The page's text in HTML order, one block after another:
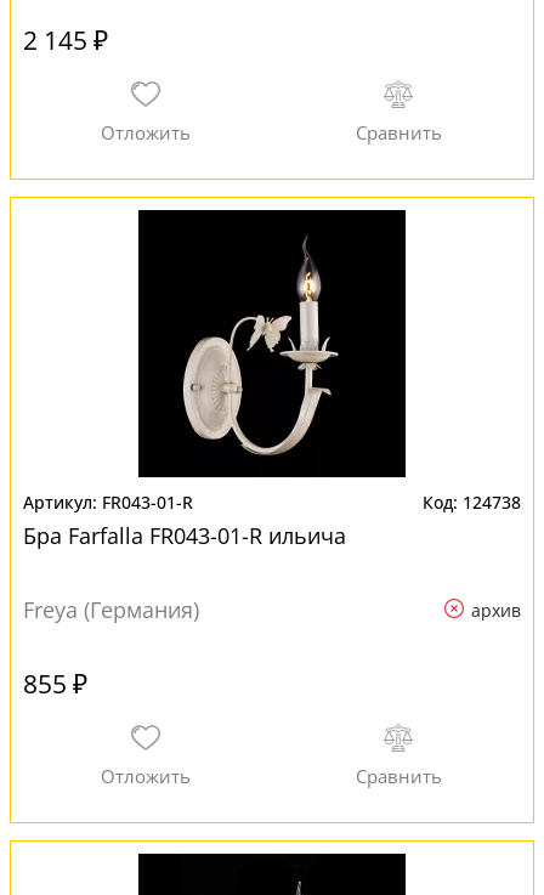
2 145 ₽
FR043-01-R 124738
Бра Farfalla FR043-01-R ильича
Freya (Германия) архив
855 ₽